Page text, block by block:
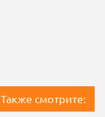
Также смотрите: